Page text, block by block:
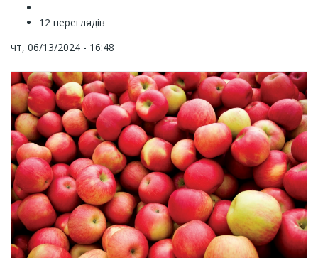
12 переглядів
чт, 06/13/2024 - 16:48